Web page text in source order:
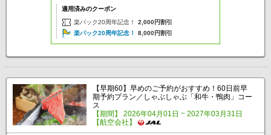
適用済みのクーポン
楽パック20周年記念！
2,000円割引
楽パック20周年記念！
8,000円割引
【早期60】早めのご予約がおすすめ！60日前早
期予約プラン／しゃぶしゃぶ「和牛・鴨肉」コー
ス
【期間】 2026年04月01日 ~ 2027年03月31日
【航空会社】